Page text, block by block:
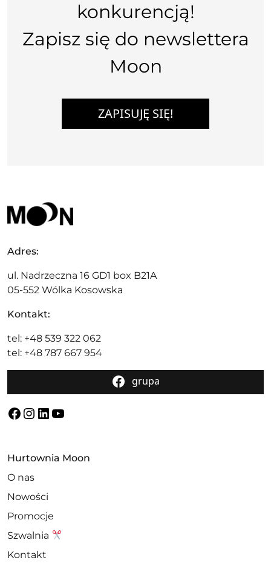
konkurencją!
Zapisz się do newslettera
Moon
ZAPISUJĘ SIĘ!
Adres:
ul. Nadrzeczna 16 GD1 box B21A
05-552 Wólka Kosowska
Kontakt:
tel: +48 539 322 062
tel: +48 787 667 954
grupa
Facebook
Instagram
LinkedIn
YouTube
Hurtownia Moon
O nas
Nowości
Promocje
Szwalnia
Kontakt